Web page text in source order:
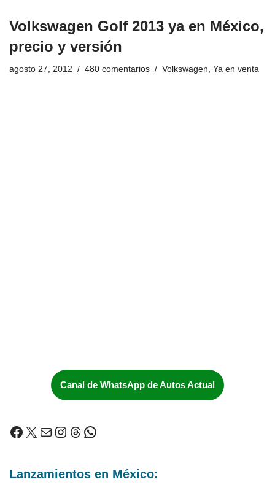
Volkswagen Golf 2013 ya en México,
precio y versión
agosto 27, 2012 480 comentarios Volkswagen, Ya en venta
Canal de WhatsApp de Autos Actual
Lanzamientos en México: